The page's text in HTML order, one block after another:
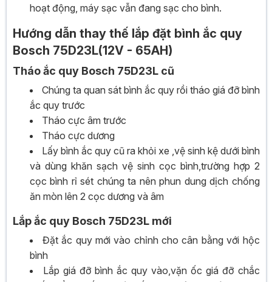
hoạt động, máy sạc vẫn đang sạc cho bình.
Hướng dẫn thay thế lắp đặt bình ắc quy
Bosch 75D23L(12V - 65AH)
Tháo ắc quy Bosch 75D23L cũ
Chúng ta quan sát bình ắc quy rồi tháo giá đỡ bình
ắc quy trước
Tháo cực âm trước
Tháo cực dương
Lấy bình ắc quy cũ ra khỏi xe ,vệ sinh kệ dưới bình
và dùng khăn sạch vệ sinh cọc bình,trường hợp 2
cọc bình rỉ sét chúng ta nên phun dung dịch chống
ăn mòn lên 2 cọc dương và âm
Lắp ắc quy Bosch 75D23L mới
Đặt ắc quy mới vào chỉnh cho cân bằng với hộc
bình
Lắp giá đỡ bình ắc quy vào,vặn ốc giá đỡ chắc